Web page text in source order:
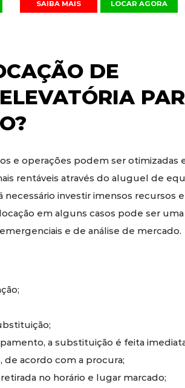
SAIBA MAIS LOCAR AGORA
DE
e operações podem ser otimizadas
rentáveis através do aluguel de
necessário investir imensos recursos
em alguns casos pode ser
e de análise de mercado.
a substituição é feita
acordo com a procura;
no horário e lugar marcado;